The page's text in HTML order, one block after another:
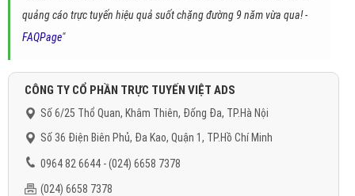
quảng cáo trực tuyến hiệu quả suốt chặng đường 9 năm vừa qua! -
FAQPage"
CÔNG TY CỔ PHẦN TRỰC TUYẾN VIỆT ADS
Số 6/25 Thổ Quan, Khâm Thiên, Đống Đa, TP.Hà Nội
Số 36 Điện Biên Phủ, Đa Kao, Quận 1, TP.Hồ Chí Minh
0964 82 6644 - (024) 6658 7378
(024) 6658 7378